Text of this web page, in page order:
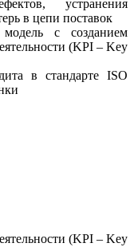
устранения
в цепи поставок
модель с созданием
(KPI – Key
в стандарте ISO
(KPI – Key